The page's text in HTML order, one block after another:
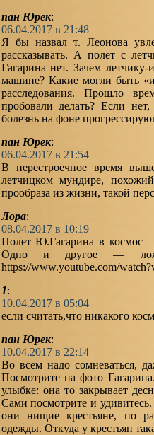
пан Юрек:
06.04.2017 в 21:48
Я бы назвал т. Леонова
рассказывать. А полет с
Гагарина нет. Зачем
машине? Какие могли быть
расследования. Прошло
пробовали делать? Если
болезнь на фоне
пан Юрек:
06.04.2017 в 21:54
В перестроечное время
летчицком мундире,
прообраза из жизни, такой
Лора:
08.04.2017 в 10:19
Полет Ю.Гагарина в космос
Одно и другое —
https://www.youtube.com/
1:
10.04.2017 в 05:04
если считать,что никакого
пан Юрек:
10.04.2017 в 22:14
Во всем надо сомневаться,
Посмотрите на фото
улыбке: она то закрывает
Сами посмотрите и
они нищие крестьяне, по
одежды. Откуда у крестьян